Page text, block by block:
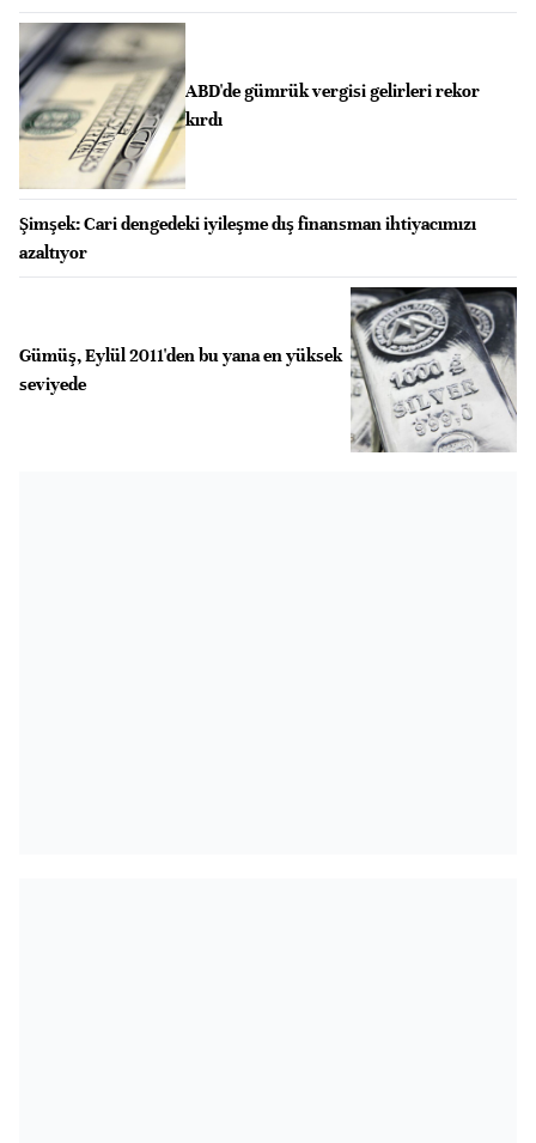
ABD'de gümrük vergisi gelirleri rekor
kırdı
Şimşek: Cari dengedeki iyileşme dış finansman ihtiyacımızı
azaltıyor
Gümüş, Eylül 2011'den bu yana en yüksek
seviyede